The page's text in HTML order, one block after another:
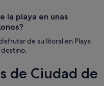
la playa en unas
de su litoral en Playa
de Ciudad de